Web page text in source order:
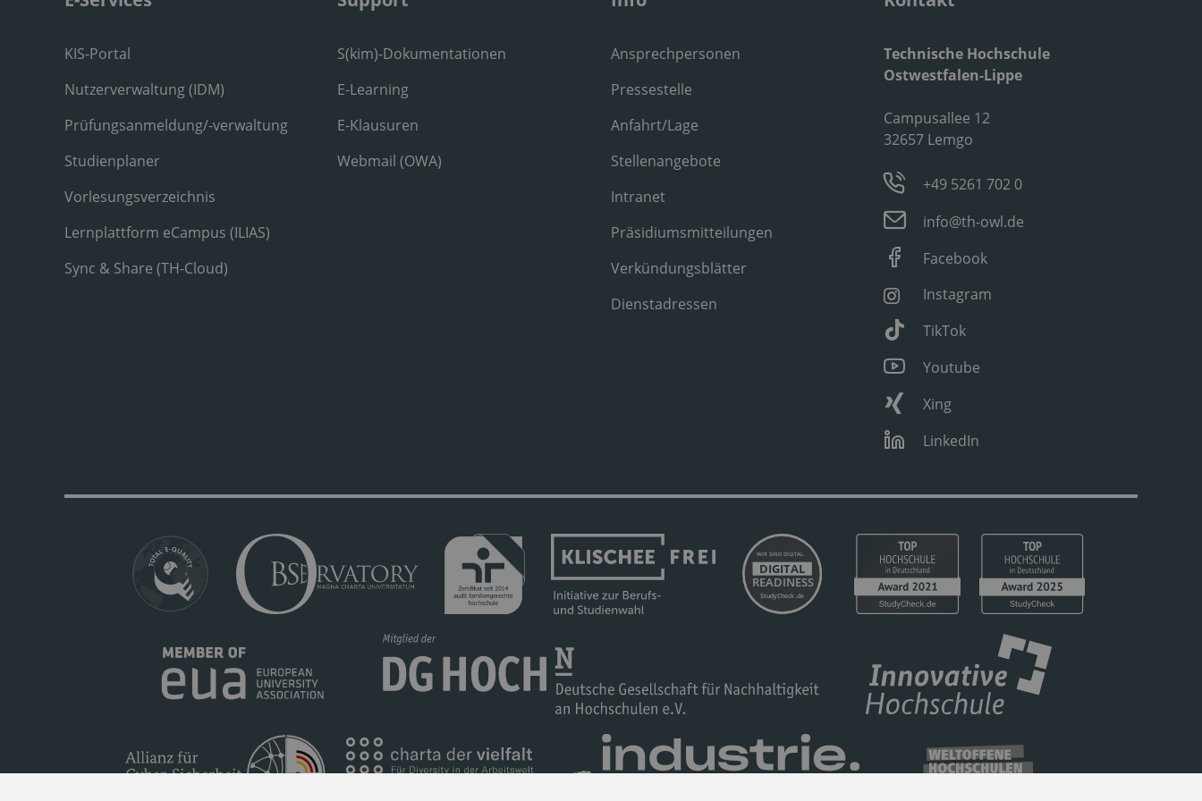
KIS-Portal
Nutzerverwaltung (IDM)
Prüfungsanmeldung/-verwaltung
Studienplaner
Vorlesungsverzeichnis
Lernplattform eCampus (ILIAS)
Sync & Share (TH-Cloud)
S(kim)-Dokumentationen
E-Learning
E-Klausuren
Webmail (OWA)
Ansprechpersonen
Pressestelle
Anfahrt/Lage
Stellenangebote
Intranet
Präsidiumsmitteilungen
Verkündungsblätter
Dienstadressen
Technische Hochschule
Ostwestfalen-Lippe
Campusallee 12
32657 Lemgo
+49 5261 702 0
info@th-owl.de
Facebook
Instagram
TikTok
Youtube
Xing
LinkedIn